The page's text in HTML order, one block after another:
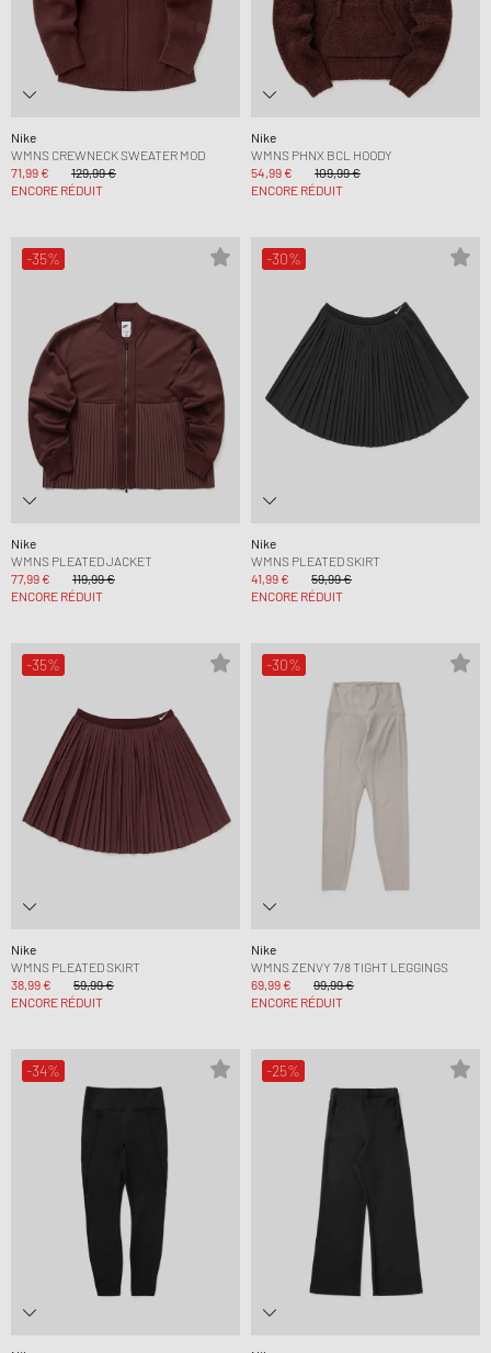
Nike
WMNS CREWNECK SWEATER MOD
71,99 €
129,99 €
ENCORE RÉDUIT
Nike
WMNS PHNX BCL HOODY
54,99 €
109,99 €
ENCORE RÉDUIT
-35%
Nike
WMNS PLEATED JACKET
77,99 €
119,99 €
ENCORE RÉDUIT
-30%
Nike
WMNS PLEATED SKIRT
41,99 €
59,99 €
ENCORE RÉDUIT
-35%
Nike
WMNS PLEATED SKIRT
38,99 €
59,99 €
ENCORE RÉDUIT
-30%
Nike
WMNS ZENVY 7/8 TIGHT LEGGINGS
69,99 €
99,99 €
ENCORE RÉDUIT
-34% -25%